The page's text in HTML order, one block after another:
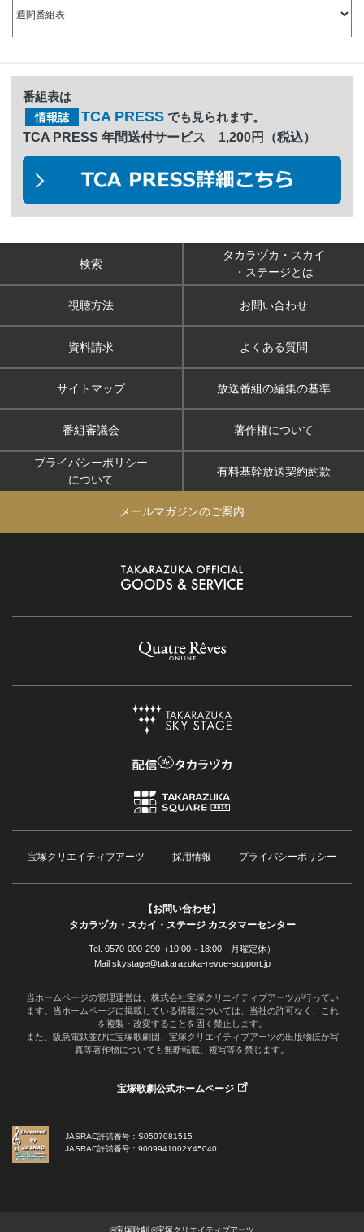
番組表は
情報誌 TCA PRESS でも見られます。
TCA PRESS 年間送付サービス 1,200円（税込）
検索
タカラヅカ・スカイ
・ステージとは
視聴方法 お問い合わせ
資料請求 よくある質問
サイトマップ 放送番組の編集の基準
番組審議会 著作権について
プライバシーポリシー
について
有料基幹放送契約約款
メールマガジンのご案内
宝塚クリエイティブアーツ 採用情報 プライバシーポリシー
【お問い合わせ】
タカラヅカ・スカイ・ステージ カスタマーセンター
Tel. 0570-000-290（10:00～18:00 月曜定休）
Mail skystage@takarazuka-revue-support.jp
当ホームページの管理運営は、株式会社宝塚クリエイティブアーツが行ってい
ます。当ホームページに掲載している情報については、当社の許可なく、これ
を複製・改変することを固く禁止します。
また、阪急電鉄並びに宝塚歌劇団、宝塚クリエイティブアーツの出版物ほか写
真等著作物についても無断転載、複写等を禁じます。
宝塚歌劇公式ホームページ
JASRAC許諾番号：S0507081515
JASRAC許諾番号：9009941002Y45040
©宝塚歌劇 ©宝塚クリエイティブアーツ